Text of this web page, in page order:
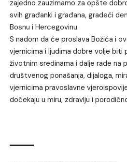
zajedno zauzimamo za opšte
svih građanki i građana, gradeći
Bosnu i Hercegovinu.
S nadom da će proslava Božića i
vjernicima i ljudima dobre volje biti
životnim sredinama i dalje rade na
društvenog ponašanja, dijaloga,
vjernicima pravoslavne
dočekaju u miru, zdravlju i